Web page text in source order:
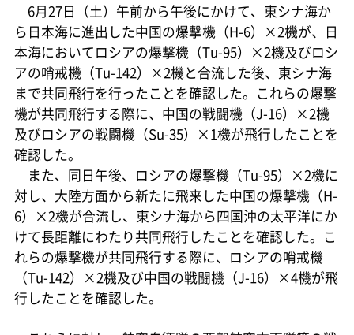
6月27日（土）午前から午後にかけて、東シナ海か
ら日本海に進出した中国の爆撃機（H-6）×2機が、日
本海においてロシアの爆撃機（Tu-95）×2機及びロシ
アの哨戒機（Tu-142）×2機と合流した後、東シナ海
まで共同飛行を行ったことを確認した。これらの爆撃
機が共同飛行する際に、中国の戦闘機（J-16）×2機
及びロシアの戦闘機（Su-35）×1機が飛行したことを
確認した。
また、同日午後、ロシアの爆撃機（Tu-95）×2機に
対し、大陸方面から新たに飛来した中国の爆撃機（H-
6）×2機が合流し、東シナ海から四国沖の太平洋にか
けて長距離にわたり共同飛行したことを確認した。こ
れらの爆撃機が共同飛行する際に、ロシアの哨戒機
（Tu-142）×2機及び中国の戦闘機（J-16）×4機が飛
行したことを確認した。